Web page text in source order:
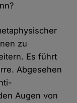
zu
Es führt
Abgesehen
Augen von